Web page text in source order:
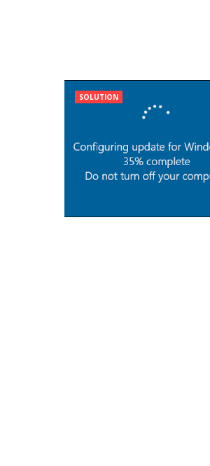
SOLUTION